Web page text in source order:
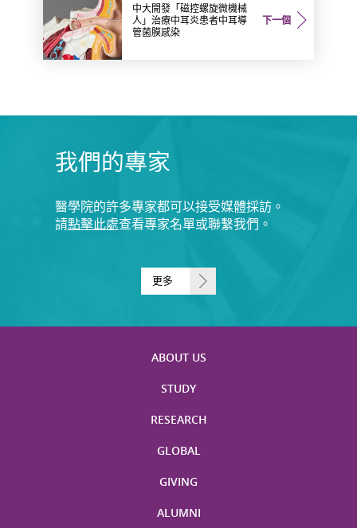
下一個
中大開發「磁控螺旋微機械
人」治療中耳炎患者中耳導
管菌膜感染
我們的專家
醫學院的許多專家都可以接受媒體採訪。
請點擊此處查看專家名單或聯繫我們。
更多
ABOUT US
STUDY
RESEARCH
GLOBAL
GIVING
ALUMNI